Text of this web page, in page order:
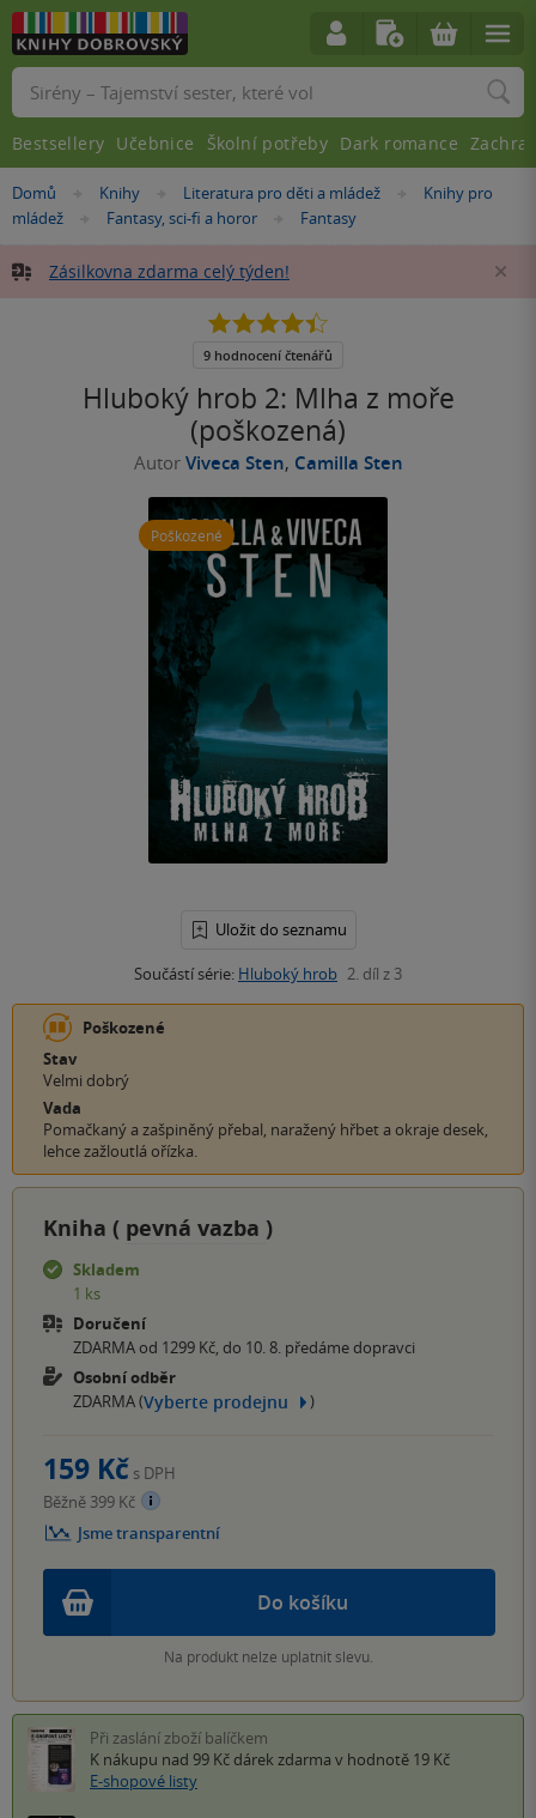
Nacházíte
se
Domů »
Knihy »Literatura pro děti a mládež »
Knihy pro
mládež
»Fantasy, sci-fi a horor »Fantasy
Zásilkovna zdarma celý týden!
Hluboký hrob 2: Mlha z moře
(poškozená)
Autor Viveca Sten, Camilla Sten
Poškozené
Uložit do seznamu
Součástí série: Hluboký hrob 2. díl z 3
4.4
5
9 hodnocení čtenářů
Poškozené
Stav
Velmi dobrý
Vada
Pomačkaný a zašpiněný přebal, naražený hřbet a okraje desek,
lehce zažloutlá ořízka.
Kniha ( pevná vazba )
Skladem
1 ks
Doručení
ZDARMA od 1299 Kč, do 10. 8. předáme dopravci
Osobní odběr
ZDARMA (Vyberte prodejnu )
Do košíku
Na produkt nelze uplatnit slevu.
159 Kč s DPH
Běžně 399 Kč
Jsme transparentní
Při zaslání zboží balíčkem
K nákupu nad 99 Kč dárek zdarma v hodnotě 19 Kč
E-shopové listy
Vyhledávání
Bestsellery Učebnice Školní potřeby Dark romance